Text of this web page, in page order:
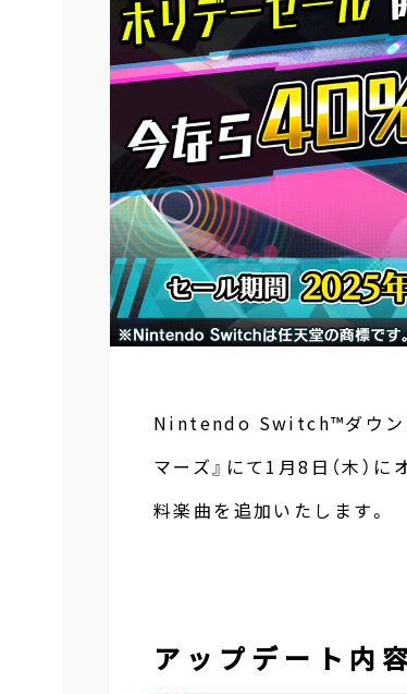
Nintendo Switch™ダウン
マーズ』にて1月8日（木）
料楽曲を追加いたします。
アップデート内